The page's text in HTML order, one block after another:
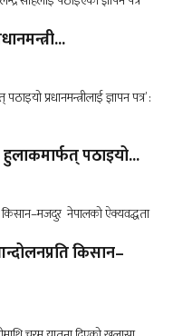
पठाइयो...
किसान–